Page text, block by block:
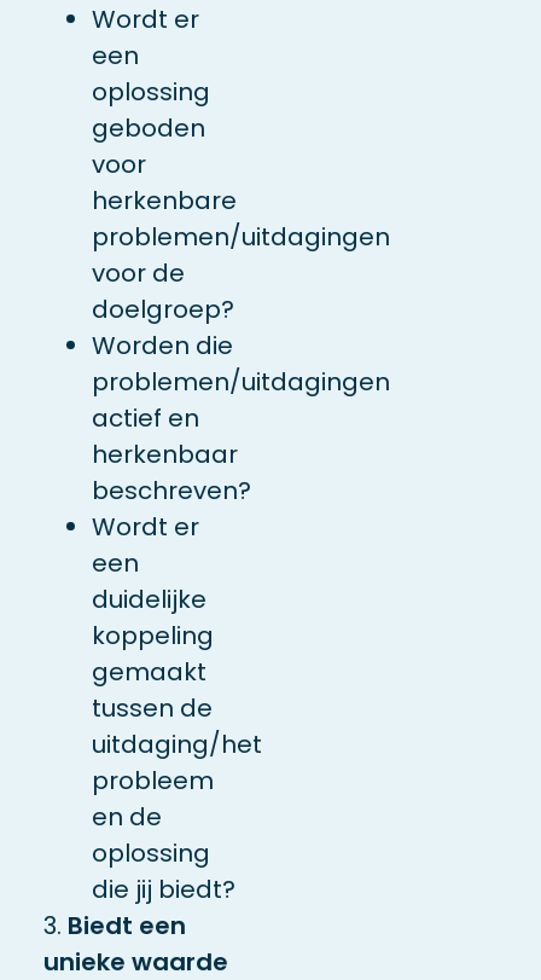
Wordt er
een
oplossing
geboden
voor
herkenbare
problemen/uitdagingen
voor de
doelgroep?
Worden die
problemen/uitdagingen
actief en
herkenbaar
beschreven?
Wordt er
een
duidelijke
koppeling
gemaakt
tussen de
uitdaging/het
probleem
en de
oplossing
die jij biedt?
3. Biedt een
unieke waarde